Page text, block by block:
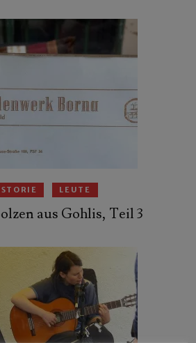
LEUTE
aus Gohlis, Teil 3